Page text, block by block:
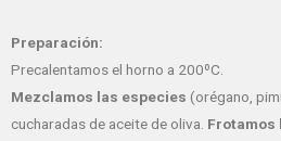
Preparación:
Precalentamos el horno a 200ºC.
Mezclamos las especies (orégano,
cucharadas de aceite de oliva. Frotamos